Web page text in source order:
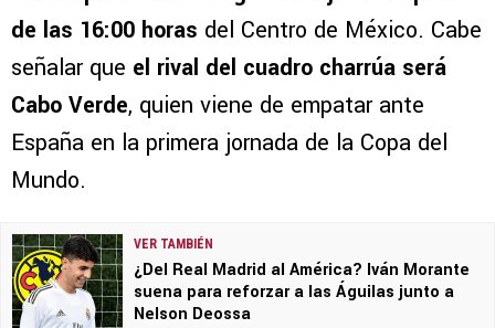
de las 16:00 horas del Centro de México. Cabe
señalar que el rival del cuadro charrúa será
Cabo Verde, quien viene de empatar ante
España en la primera jornada de la Copa del
Mundo.
VER TAMBIÉN
¿Del Real Madrid al América? Iván Morante
suena para reforzar a las Águilas junto a
Nelson Deossa